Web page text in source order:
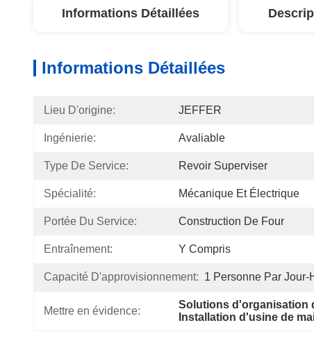
Informations Détaillées
Informations Détaillées
Lieu D'origine: JEFFER
Ingénierie: Avaliable
Type De Service: Revoir Superviser
Spécialité: Mécanique Et Électrique
Portée Du Service: Construction De Four
Entraînement: Y Compris
Capacité D'approvisionnement: 1 Personne Par Jour-
Mettre en évidence:
Solutions d'organisation
Installation d'usine de